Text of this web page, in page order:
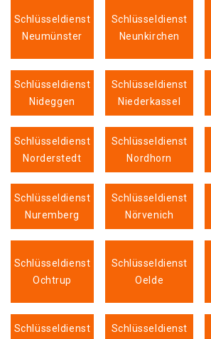
Schlüsseldienst
Neumünster
Schlüsseldienst
Neunkirchen
Schlüsseldienst
Nideggen
Schlüsseldienst
Niederkassel
Schlüsseldienst
Norderstedt
Schlüsseldienst
Nordhorn
Schlüsseldienst
Nuremberg
Schlüsseldienst
Nörvenich
Schlüsseldienst
Ochtrup
Schlüsseldienst
Oelde
Schlüsseldienst
Schlüsseldienst